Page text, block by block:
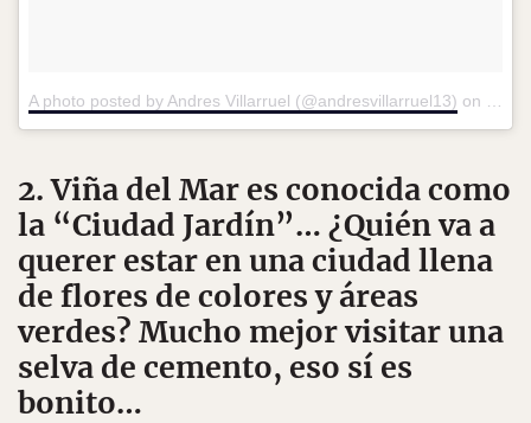
A photo posted by Andres Villarruel (@andresvillarruel13) on
2. Viña del Mar es conocida como
la “Ciudad Jardín”… ¿Quién va a
querer estar en una ciudad llena
de flores de colores y áreas
verdes? Mucho mejor visitar una
selva de cemento, eso sí es
bonito…